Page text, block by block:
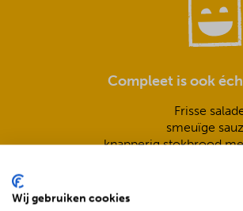
Compleet is ook
Frisse
smeuïge
knapperig stokbrood
Wij gebruiken cookies